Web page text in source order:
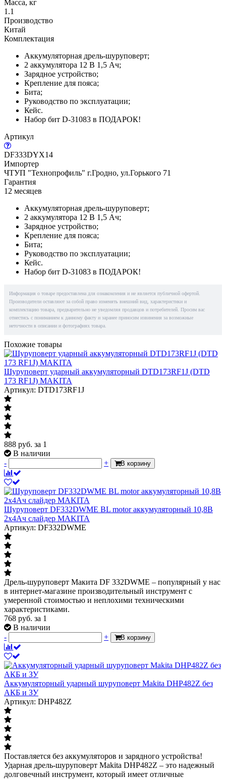
Масса, кг
1.1
Производство
Китай
Комплектация
Аккумуляторная дрель-шуруповерт;
2 аккумулятора 12 В 1,5 Ач;
Зарядное устройство;
Крепление для пояса;
Бита;
Руководство по эксплуатации;
Кейс.
Набор бит D-31083 в ПОДАРОК!
Артикул
DF333DYX14
Импортер
ЧТУП "Технопрофиль" г.Гродно, ул.Горького 71
Гарантия
12 месяцев
Аккумуляторная дрель-шуруповерт;
2 аккумулятора 12 В 1,5 Ач;
Зарядное устройство;
Крепление для пояса;
Бита;
Руководство по эксплуатации;
Кейс.
Набор бит D-31083 в ПОДАРОК!
Информация о товаре предоставлена для ознакомления и не является публичной офертой.
Производители оставляют за собой право изменять внешний вид, характеристики и
комплектацию товара, предварительно не уведомляя продавцов и потребителей. Просим вас
отнестись с пониманием к данному факту и заранее приносим извинения за возможные
неточности в описании и фотографиях товара.
Похожие товары
Шуруповерт ударный аккумуляторный DTD173RF1J (DTD
173 RF1J) MAKITA
Артикул: DTD173RF1J
888 руб. за 1
В наличии
-
+ В корзину
Шуруповерт DF332DWME BL motor аккумуляторный 10,8В
2х4Ач слайдер MAKITA
Артикул: DF332DWME
Дрель-шуруповерт Макита DF 332DWME – популярный у нас
в интернет-магазине производительный инструмент с
умеренной стоимостью и неплохими техническими
характеристиками.
768 руб. за 1
В наличии
-
+ В корзину
Аккумуляторный ударный шуруповерт Makita DHP482Z без
АКБ и ЗУ
Артикул: DHP482Z
Поставляется без аккумуляторов и зарядного устройства!
Ударная дрель-шуруповерт Makita DHP482Z – это надежный
долговечный инструмент, который имеет отличные